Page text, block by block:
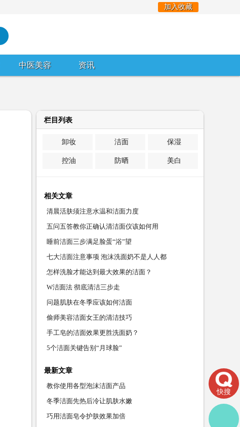
加入收藏
中医美容 资讯
栏目列表
卸妆 洁面 保湿
控油 防晒 美白
相关文章
清晨活肤须注意水温和洁面力度
五问五答教你正确认清洁面仪该如何用
睡前洁面三步满足脸蛋“浴”望
七大洁面注意事项 泡沫洗面奶不是人人都
怎样洗脸才能达到最大效果的洁面？
W洁面法 彻底清洁三步走
问题肌肤在冬季应该如何洁面
偷师美容洁面女王的清洁技巧
手工皂的洁面效果更胜洗面奶？
5个洁面关键告别“月球脸”
最新文章
教你使用各型泡沫洁面产品
冬季洁面先热后冷让肌肤水嫩
巧用洁面皂令护肤效果加倍
快搜